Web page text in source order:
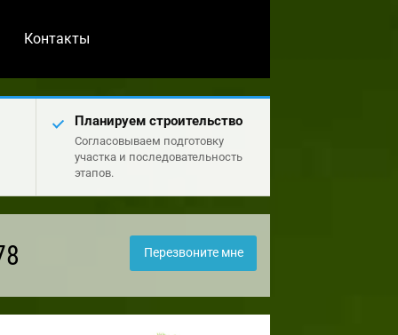
Контакты
Планируем строительство
Согласовываем подготовку
участка и последовательность
этапов.
Перезвоните мне